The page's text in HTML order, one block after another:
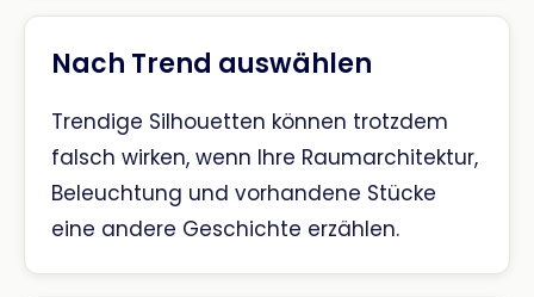
Nach Trend auswählen
Trendige Silhouetten können trotzdem
falsch wirken, wenn Ihre Raumarchitektur,
Beleuchtung und vorhandene Stücke
eine andere Geschichte erzählen.